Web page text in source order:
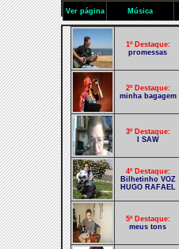
Ver página Música
1º Destaque:
promessas
2º Destaque:
minha bagagem
3º Destaque:
I SAW
4º Destaque:
Bilhetinho VOZ
HUGO RAFAEL
5º Destaque:
meus tons